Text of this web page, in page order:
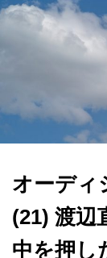
オーディ
(21) 渡辺
中を押し